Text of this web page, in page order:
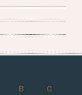
B C